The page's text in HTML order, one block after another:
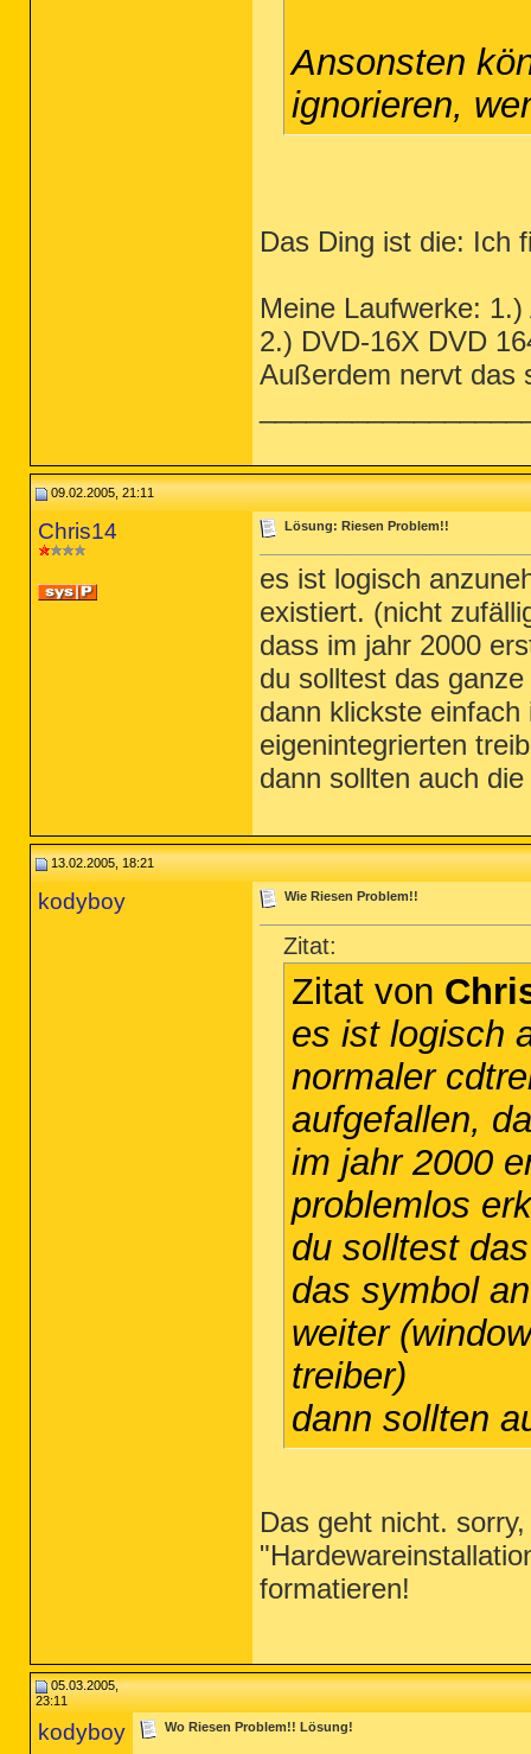
Ansonsten
ignorieren,
Das Ding ist die: Ich
Meine Laufwerke:
2.) DVD-16X DVD
Außerdem nervt das
09.02.2005, 21:11
Chris14 Lösung: Riesen Problem!!
es ist logisch
existiert. (nicht
dass im jahr 2000
du solltest das
dann klickste
eigenintegrierten
dann sollten auch
13.02.2005, 18:21
kodyboy Wie Riesen Problem!!
Zitat:
Zitat von
es ist logisch
normaler
aufgefallen,
im jahr 2000
problemlos
du solltest
das symbol
weiter
treiber)
dann sollten
Das geht nicht.
formatieren!
05.03.2005,
23:11
kodyboy Wo Riesen Problem!! Lösung!